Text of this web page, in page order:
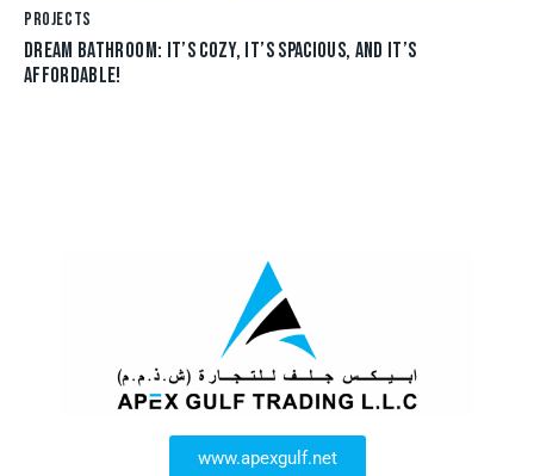
PROJECTS
DREAM BATHROOM: IT’S COZY, IT’S SPACIOUS, AND IT’S
AFFORDABLE!
www.apexgulf.net